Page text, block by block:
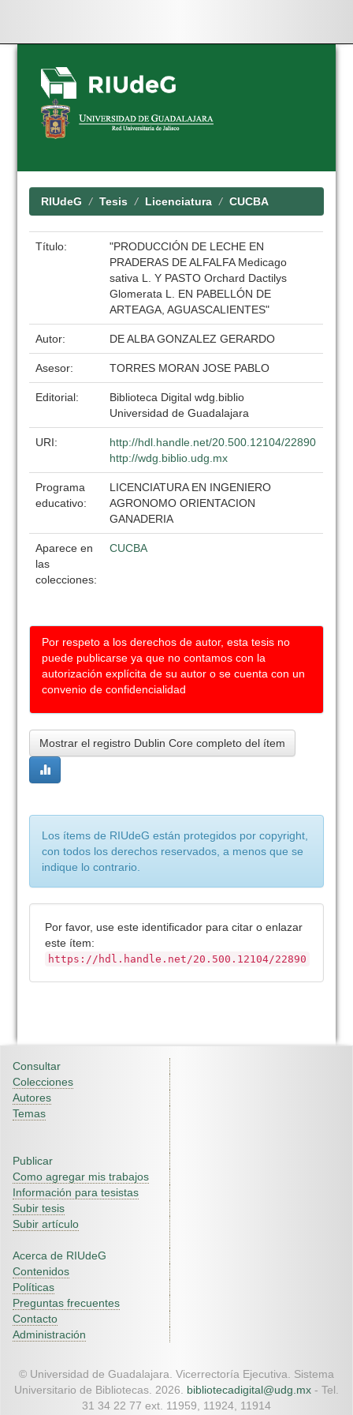
Skip
navigation
RIUdeG Tesis Licenciatura CUCBA
Título:
"PRODUCCIÓN DE LECHE EN
PRADERAS DE ALFALFA Medicago
sativa L. Y PASTO Orchard Dactilys
Glomerata L. EN PABELLÓN DE
ARTEAGA, AGUASCALIENTES"
Autor: DE ALBA GONZALEZ GERARDO
Asesor: TORRES MORAN JOSE PABLO
Editorial:
Biblioteca Digital wdg.biblio
Universidad de Guadalajara
URI:
http://hdl.handle.net/20.500.12104/22890
http://wdg.biblio.udg.mx
Programa
educativo:
LICENCIATURA EN INGENIERO
AGRONOMO ORIENTACION
GANADERIA
Aparece en
las
colecciones:
CUCBA
Por respeto a los derechos de autor, esta tesis no
puede publicarse ya que no contamos con la
autorización explícita de su autor o se cuenta con un
convenio de confidencialidad
Mostrar el registro Dublin Core completo del ítem
Los ítems de RIUdeG están protegidos por copyright,
con todos los derechos reservados, a menos que se
indique lo contrario.
Por favor, use este identificador para citar o enlazar
este ítem:
https://hdl.handle.net/20.500.12104/22890
Consultar
Colecciones
Autores
Temas
Publicar
Como agregar mis trabajos
Información para tesistas
Subir tesis
Subir artículo
Acerca de RIUdeG
Contenidos
Políticas
Preguntas frecuentes
Contacto
Administración
© Universidad de Guadalajara. Vicerrectoría Ejecutiva. Sistema
Universitario de Bibliotecas. 2026. bibliotecadigital@udg.mx - Tel.
31 34 22 77 ext. 11959, 11924, 11914